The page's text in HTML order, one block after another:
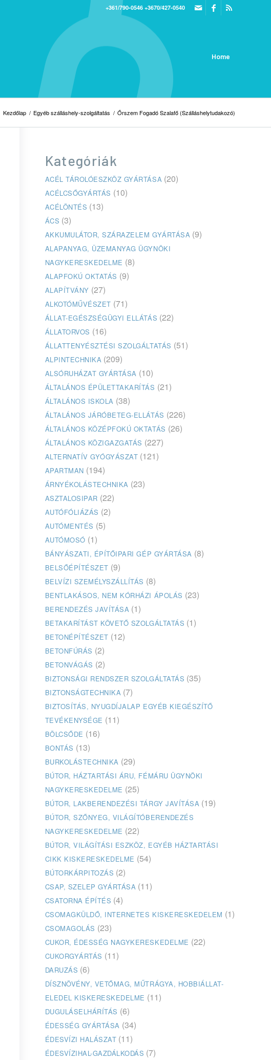
+361/790-0546 +3670/427-0540
Home
Kezdőlap / Egyéb szálláshely-szolgáltatás / Őrszem Fogadó Szalafő (Szálláshelytudakozó)
Kategóriák
ACÉL TÁROLÓESZKÖZ GYÁRTÁSA (20)
ACÉLCSŐGYÁRTÁS (10)
ACÉLÖNTÉS (13)
ÁCS (3)
AKKUMULÁTOR, SZÁRAZELEM GYÁRTÁSA (9)
ALAPANYAG, ÜZEMANYAG ÜGYNÖKI
NAGYKERESKEDELME (8)
ALAPFOKÚ OKTATÁS (9)
ALAPÍTVÁNY (27)
ALKOTÓMŰVÉSZET (71)
ÁLLAT-EGÉSZSÉGÜGYI ELLÁTÁS (22)
ÁLLATORVOS (16)
ÁLLATTENYÉSZTÉSI SZOLGÁLTATÁS (51)
ALPINTECHNIKA (209)
ALSÓRUHÁZAT GYÁRTÁSA (10)
ÁLTALÁNOS ÉPÜLETTAKARÍTÁS (21)
ÁLTALÁNOS ISKOLA (38)
ÁLTALÁNOS JÁRÓBETEG-ELLÁTÁS (226)
ÁLTALÁNOS KÖZÉPFOKÚ OKTATÁS (26)
ÁLTALÁNOS KÖZIGAZGATÁS (227)
ALTERNATÍV GYÓGYÁSZAT (121)
APARTMAN (194)
ÁRNYÉKOLÁSTECHNIKA (23)
ASZTALOSIPAR (22)
AUTÓFÓLIÁZÁS (2)
AUTÓMENTÉS (5)
AUTÓMOSÓ (1)
BÁNYÁSZATI, ÉPÍTŐIPARI GÉP GYÁRTÁSA (8)
BELSŐÉPÍTÉSZET (9)
BELVÍZI SZEMÉLYSZÁLLÍTÁS (8)
BENTLAKÁSOS, NEM KÓRHÁZI ÁPOLÁS (23)
BERENDEZÉS JAVÍTÁSA (1)
BETAKARÍTÁST KÖVETŐ SZOLGÁLTATÁS (1)
BETONÉPÍTÉSZET (12)
BETONFÚRÁS (2)
BETONVÁGÁS (2)
BIZTONSÁGI RENDSZER SZOLGÁLTATÁS (35)
BIZTONSÁGTECHNIKA (7)
BIZTOSÍTÁS, NYUGDÍJALAP EGYÉB KIEGÉSZÍTŐ
TEVÉKENYSÉGE (11)
BÖLCSŐDE (16)
BONTÁS (13)
BURKOLÁSTECHNIKA (29)
BÚTOR, HÁZTARTÁSI ÁRU, FÉMÁRU ÜGYNÖKI
NAGYKERESKEDELME (25)
BÚTOR, LAKBERENDEZÉSI TÁRGY JAVÍTÁSA (19)
BÚTOR, SZŐNYEG, VILÁGÍTÓBERENDEZÉS
NAGYKERESKEDELME (22)
BÚTOR, VILÁGÍTÁSI ESZKÖZ, EGYÉB HÁZTARTÁSI
CIKK KISKERESKEDELME (54)
BÚTORKÁRPITOZÁS (2)
CSAP, SZELEP GYÁRTÁSA (11)
CSATORNA ÉPÍTÉS (4)
CSOMAGKÜLDŐ, INTERNETES KISKERESKEDELEM (1)
CSOMAGOLÁS (23)
CUKOR, ÉDESSÉG NAGYKERESKEDELME (22)
CUKORGYÁRTÁS (11)
DARUZÁS (6)
DÍSZNÖVÉNY, VETŐMAG, MŰTRÁGYA, HOBBIÁLLAT-
ELEDEL KISKERESKEDELME (11)
DUGULÁSELHÁRÍTÁS (6)
ÉDESSÉG GYÁRTÁSA (34)
ÉDESVÍZI HALÁSZAT (11)
ÉDESVÍZIHAL-GAZDÁLKODÁS (7)